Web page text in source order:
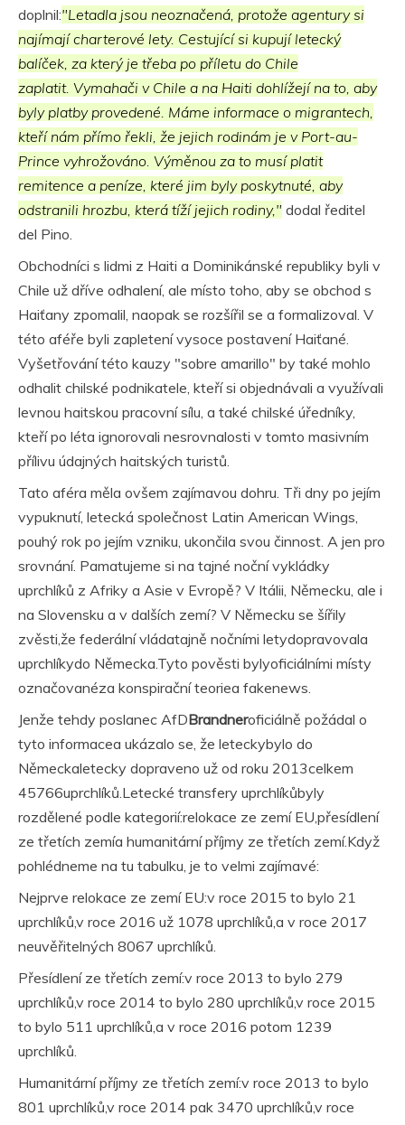
doplnil:"Letadla jsou neoznačená, protože agentury si
najímají charterové lety. Cestující si kupují letecký
balíček, za který je třeba po příletu do Chile
zaplatit. Vymahači v Chile a na Haiti dohlížejí na to, aby
byly platby provedené. Máme informace o migrantech,
kteří nám přímo řekli, že jejich rodinám je v Port-au-
Prince vyhrožováno. Výměnou za to musí platit
remitence a peníze, které jim byly poskytnuté, aby
odstranili hrozbu, která tíží jejich rodiny," dodal ředitel
del Pino.
Obchodníci s lidmi z Haiti a Dominikánské republiky byli v
Chile už dříve odhalení, ale místo toho, aby se obchod s
Haiťany zpomalil, naopak se rozšířil se a formalizoval. V
této aféře byli zapletení vysoce postavení Haiťané.
Vyšetřování této kauzy "sobre amarillo" by také mohlo
odhalit chilské podnikatele, kteří si objednávali a využívali
levnou haitskou pracovní sílu, a také chilské úředníky,
kteří po léta ignorovali nesrovnalosti v tomto masivním
přílivu údajných haitských turistů.
Tato aféra měla ovšem zajímavou dohru. Tři dny po jejím
vypuknutí, letecká společnost Latin American Wings,
pouhý rok po jejím vzniku, ukončila svou činnost. A jen pro
srovnání. Pamatujeme si na tajné noční vykládky
uprchlíků z Afriky a Asie v Evropě? V Itálii, Německu, ale i
na Slovensku a v dalších zemí? V Německu se šířily
zvěsti,že federální vládatajně nočními letydopravovala
uprchlíkydo Německa.Tyto pověsti bylyoficiálními místy
označovanéza konspirační teoriea fakenews.
Jenže tehdy poslanec AfDBrandneroficiálně požádal o
tyto informacea ukázalo se, že leteckybylo do
Německaletecky dopraveno už od roku 2013celkem
45766uprchlíků.Letecké transfery uprchlíkůbyly
rozdělené podle kategorií:relokace ze zemí EU,přesídlení
ze třetích zemía humanitární příjmy ze třetích zemí.Když
pohlédneme na tu tabulku, je to velmi zajímavé:
Nejprve relokace ze zemí EU:v roce 2015 to bylo 21
uprchlíků,v roce 2016 už 1078 uprchlíků,a v roce 2017
neuvěřitelných 8067 uprchlíků.
Přesídlení ze třetích zemí:v roce 2013 to bylo 279
uprchlíků,v roce 2014 to bylo 280 uprchlíků,v roce 2015
to bylo 511 uprchlíků,a v roce 2016 potom 1239
uprchlíků.
Humanitární příjmy ze třetích zemí:v roce 2013 to bylo
801 uprchlíků,v roce 2014 pak 3470 uprchlíků,v roce